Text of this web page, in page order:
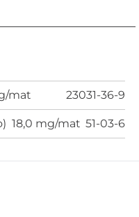
mat 23031-36-9
18,0 mg/mat 51-03-6